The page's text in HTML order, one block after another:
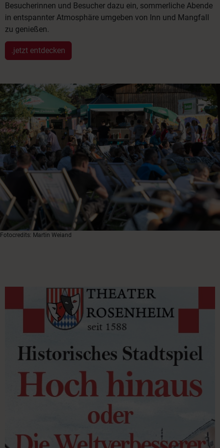
Besucherinnen und Besucher dazu ein, sommerliche Abende
in entspannter Atmosphäre umgeben von Inn und Mangfall
zu genießen.
.jetzt entdecken
Fotocredits: Martin Weiand